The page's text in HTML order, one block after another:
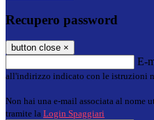
Recupero password
button close ×
E-
all'indirizzo indicato con le istruzioni
Non hai una e-mail associata al nome
tramite la Login Spaggiari